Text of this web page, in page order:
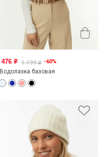
476 o 1 199o -60%
Водолазка базовая